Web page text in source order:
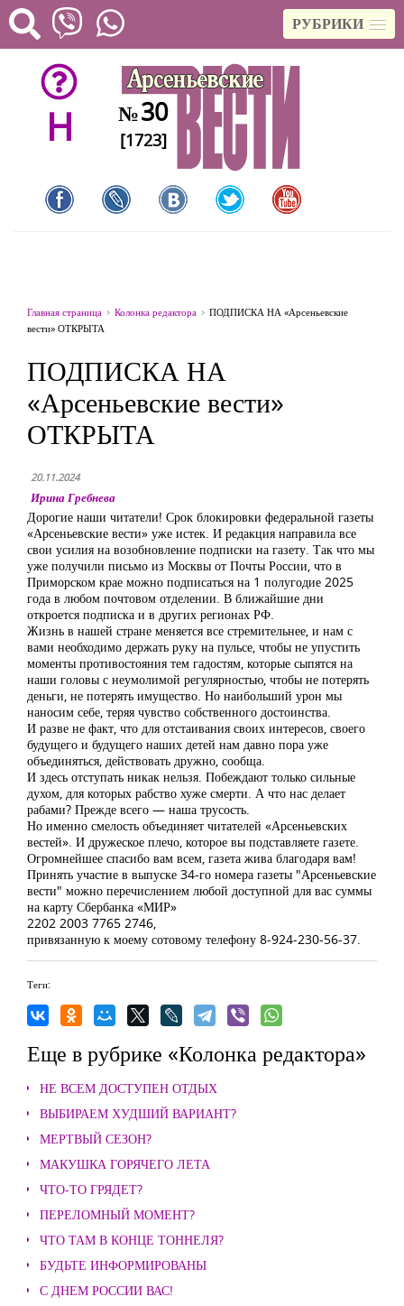
РУБРИКИ
H №30
[1723]
Главная страница Колонка редактора
ПОДПИСКА НА «Арсеньевские
вести» ОТКРЫТА
ПОДПИСКА НА
«Арсеньевские вести»
ОТКРЫТА
20.11.2024
Ирина Гребнева
Дорогие наши читатели! Срок блокировки федеральной газеты
«Арсеньевские вести» уже истек. И редакция направила все
свои усилия на возобновление подписки на газету. Так что мы
уже получили письмо из Москвы от Почты России, что в
Приморском крае можно подписаться на 1 полугодие 2025
года в любом почтовом отделении. В ближайшие дни
откроется подписка и в других регионах РФ.
Жизнь в нашей стране меняется все стремительнее, и нам с
вами необходимо держать руку на пульсе, чтобы не упустить
моменты противостояния тем гадостям, которые сыпятся на
наши головы с неумолимой регулярностью, чтобы не потерять
деньги, не потерять имущество. Но наибольший урон мы
наносим себе, теряя чувство собственного достоинства.
И разве не факт, что для отстаивания своих интересов, своего
будущего и будущего наших детей нам давно пора уже
объединяться, действовать дружно, сообща.
И здесь отступать никак нельзя. Побеждают только сильные
духом, для которых рабство хуже смерти. А что нас делает
рабами? Прежде всего — наша трусость.
Но именно смелость объединяет читателей «Арсеньевских
вестей». И дружеское плечо, которое вы подставляете газете.
Огромнейшее спасибо вам всем, газета жива благодаря вам!
Принять участие в выпуске 34-го номера газеты "Арсеньевские
вести" можно перечислением любой доступной для вас суммы
на карту Сбербанка «МИР»
2202 2003 7765 2746,
привязанную к моему сотовому телефону 8-924-230-56-37.
Теги:
Еще в рубрике «Колонка редактора»
НЕ ВСЕМ ДОСТУПЕН ОТДЫХ
ВЫБИРАЕМ ХУДШИЙ ВАРИАНТ?
МЕРТВЫЙ СЕЗОН?
МАКУШКА ГОРЯЧЕГО ЛЕТА
ЧТО-ТО ГРЯДЕТ?
ПЕРЕЛОМНЫЙ МОМЕНТ?
ЧТО ТАМ В КОНЦЕ ТОННЕЛЯ?
БУДЬТЕ ИНФОРМИРОВАНЫ
С ДНЕМ РОССИИ ВАС!